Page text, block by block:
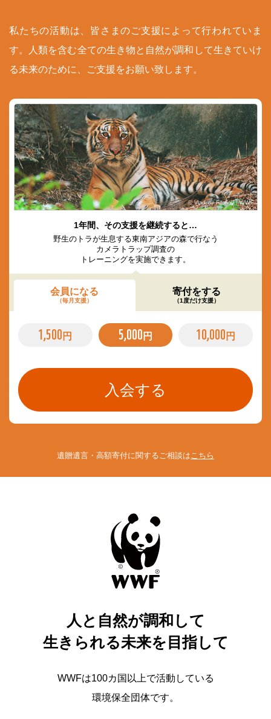
私たちの活動は、皆さまのご支援によって行われていま
す。人類を含む全ての生き物と自然が調和して生きていけ
る未来のために、ご支援をお願い致します。
© Vladimir Filonov / WWF
1年間、その支援を継続すると…
野生のトラが生息する東南アジアの森で行なう
カメラトラップ調査の
トレーニングを実施できます。
会員になる
（毎月支援）
寄付をする
（1度だけ支援）
1,500 円 5,000 円 10,000 円
遺贈遺言・高額寄付に関するご相談は こちら
人と自然が調和して
生きられる未来を目指して
WWFは100カ国以上で活動している
環境保全団体です。